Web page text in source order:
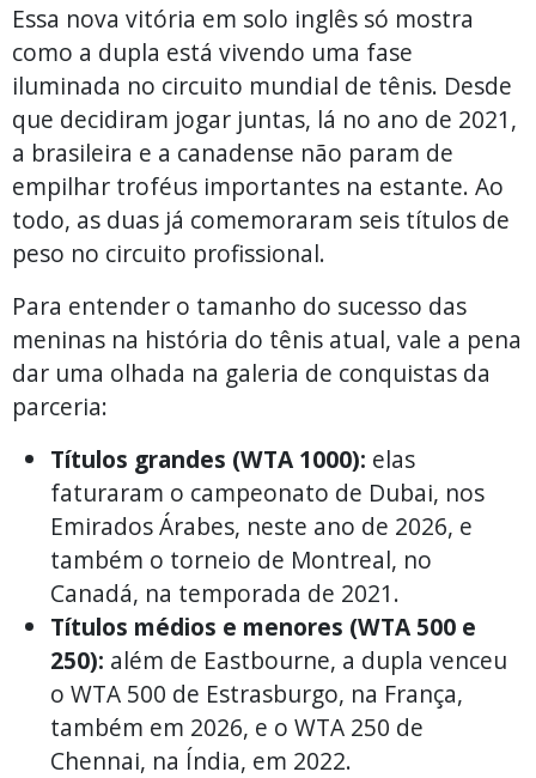
Essa nova vitória em solo inglês só mostra
como a dupla está vivendo uma fase
iluminada no circuito mundial de tênis. Desde
que decidiram jogar juntas, lá no ano de 2021,
a brasileira e a canadense não param de
empilhar troféus importantes na estante. Ao
todo, as duas já comemoraram seis títulos de
peso no circuito profissional.
Para entender o tamanho do sucesso das
meninas na história do tênis atual, vale a pena
dar uma olhada na galeria de conquistas da
parceria:
Títulos grandes (WTA 1000): elas
faturaram o campeonato de Dubai, nos
Emirados Árabes, neste ano de 2026, e
também o torneio de Montreal, no
Canadá, na temporada de 2021.
Títulos médios e menores (WTA 500 e
250): além de Eastbourne, a dupla venceu
o WTA 500 de Estrasburgo, na França,
também em 2026, e o WTA 250 de
Chennai, na Índia, em 2022.